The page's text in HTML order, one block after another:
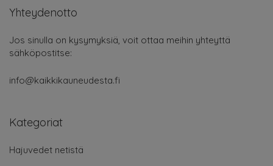
Yhteydenotto
Jos sinulla on kysymyksiä, voit ottaa meihin yhteyttä
sähköpostitse:
info@kaikkikauneudesta.fi
Kategoriat
Hajuvedet netistä